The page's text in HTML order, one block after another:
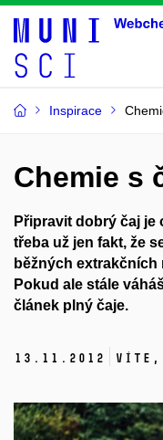
Inspirace
Chemie s
Připravit dobrý čaj je
třeba už jen fakt, že
běžných
Pokud ale stále
článek plný čaje.
13. 11. 2012